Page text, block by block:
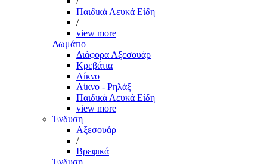
Παιδικά Λευκά Είδη
/
view more
Δωμάτιο
Διάφορα Αξεσουάρ
Κρεβάτια
Λίκνο
Λίκνο - Ρηλάξ
Παιδικά Λευκά Είδη
view more
Ένδυση
Αξεσουάρ
/
Βρεφικά
Ένδυση